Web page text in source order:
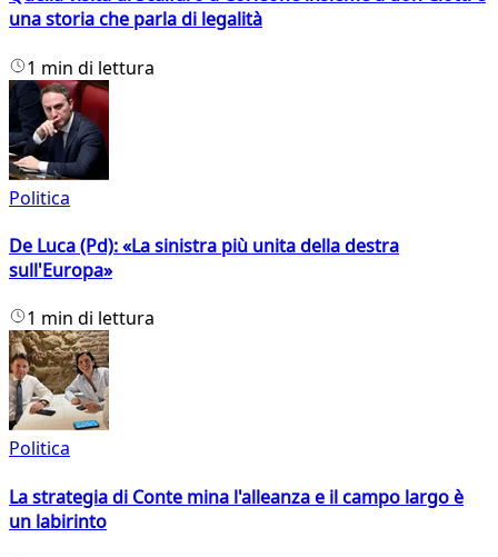
una storia che parla di legalità
1 min di lettura
Politica
De Luca (Pd): «La sinistra più unita della destra
sull'Europa»
1 min di lettura
Politica
La strategia di Conte mina l'alleanza e il campo largo è
un labirinto